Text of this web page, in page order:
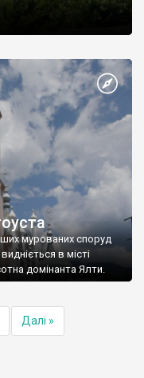
мурованих споруд
в місті
домінанта Ялти.
Далі »